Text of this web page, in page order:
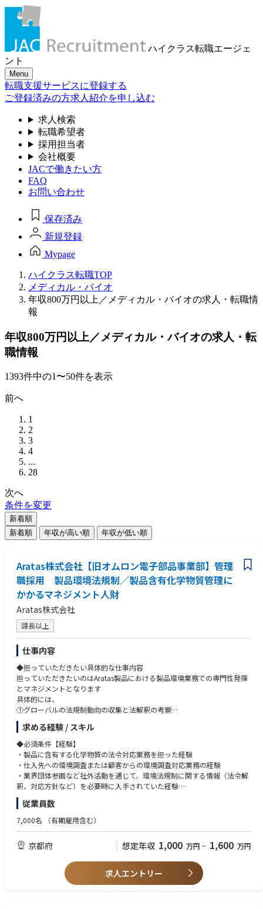
ハイクラス転職エージェ
ント
Menu
転職支援サービスに登録する
ご登録済みの方求人紹介を申し込む
求人検索
転職希望者
採用担当者
会社概要
JACで働きたい方
FAQ
お問い合わせ
保存済み
新規登録
Mypage
ハイクラス転職TOP
メディカル・バイオ
年収800万円以上／メディカル・バイオの求人・転職情
報
年収800万円以上／メディカル・バイオの求人・転
職情報
1393件中の1〜50件を表示
前へ
1
2
3
4
...
28
次へ
条件を変更
新着順
新着順
年収が高い順 年収が低い順
Aratas株式会社【旧オムロン電子部品事業部】管理
職採用 製品環境法規制／製品含有化学物質管理に
かかるマネジメント人財
Aratas株式会社
課長以上
仕事内容
◆担っていただきたい具体的な仕事内容
担っていただきたいのはAratas製品における製品環境業務での専門性発揮
とマネジメントとなります
具体的には、
①グローバルの法規制動向の収集と法解釈の考察
②自社製品への該当判断とインパクトの想定
③対応方針の決定と関係部門への指示（法令適用日から逆算して計画設
定）
④製品への含有有無の調査実施状況の管理
⑤非含有部材への切り替え状況の管理
⑥顧客からの環境調査依頼への対応
を進め／プロジェクトマネジメントいただき、法令適用日までに完了させ
行い完遂する役割を担っていただきます。
また①～③においては社外からの情報取得により妥当な法解釈～妥当な対
応方針決定のイニシアティブもとっていただくことを期待しています。
専門性の高いスペシャリストも在籍していますので、議論・相談もしつつ
進めていただけます
◆具体的な仕事内容に対しての期待する成果
新法令に対する対応を確実に実践していき、DMS製品のライフサイクル全
求める経験 / スキル
◆必須条件【経験】
・製品に含有する化学物質の法令対応業務を担った経験
・仕入先への環境調査または顧客からの環境調査対応業務の経験
・業界団体参画など社外活動を通じて、環境法規制に関する情報（法令解
釈、対応方針など）を必要時に入手されていた経験
・課や部などのマネジメント経験
◆必須条件【スキル】
製品環境管理とは、RoHS指令/REACH規則/POPs条約等の製品環境に関
する法規制（変化）を把握し、
社内展開を通じて遵法製品を実現し、顧客へ環境保証製品の提供を行う
一連の業務をいう。
・法令解釈および対応方針決定にかかるスキル
従業員数
7,000名 （有期雇用含む）
京都府 想定年収 1,000 万円 ~ 1,600 万円
求人エントリー